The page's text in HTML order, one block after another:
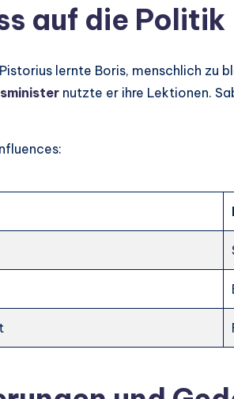
auf die Politik
lernte Boris, menschlich zu
nutzte er ihre Lektionen.